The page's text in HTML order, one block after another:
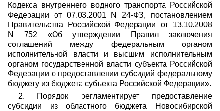
Кодекса внутреннего водного транспорта Российской
Федерации от 07.03.2001 N 24-ФЗ, постановлением
Правительства Российской Федерации от 13.10.2008
N 752 «Об утверждении Правил заключения
соглашений между федеральным органом
исполнительной власти и высшим исполнительным
органом государственной власти субъекта Российской
Федерации о предоставлении субсидий федеральному
бюджету из бюджета субъекта Российской Федерации».
2. Порядок регламентирует предоставление
субсидии из областного бюджета Новосибирской